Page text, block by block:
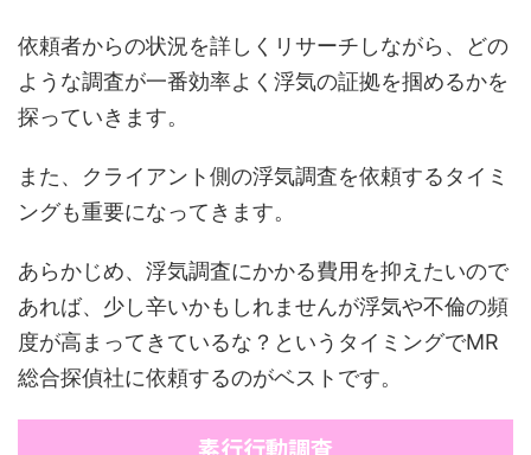
依頼者からの状況を詳しくリサーチしながら、どの
ような調査が一番効率よく浮気の証拠を掴めるかを
探っていきます。
また、クライアント側の浮気調査を依頼するタイミ
ングも重要になってきます。
あらかじめ、浮気調査にかかる費用を抑えたいので
あれば、少し辛いかもしれませんが浮気や不倫の頻
度が高まってきているな？というタイミングでMR
総合探偵社に依頼するのがベストです。
素行行動調査